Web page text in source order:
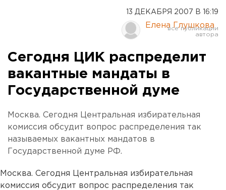
13 ДЕКАБРЯ 2007 В 16:19
Елена Глушкова
Сегодня ЦИК распределит
вакантные мандаты в
Государственной думе
Москва. Сегодня Центральная избирательная
комиссия обсудит вопрос распределения так
называемых вакантных мандатов в
Государственной думе РФ.
Москва. Сегодня Центральная избирательная
комиссия обсудит вопрос распределения так